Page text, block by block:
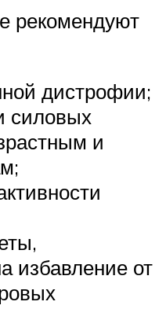
рекомендуют
дистрофии;
силовых
и
избавление от